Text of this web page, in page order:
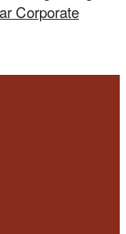
Corporate